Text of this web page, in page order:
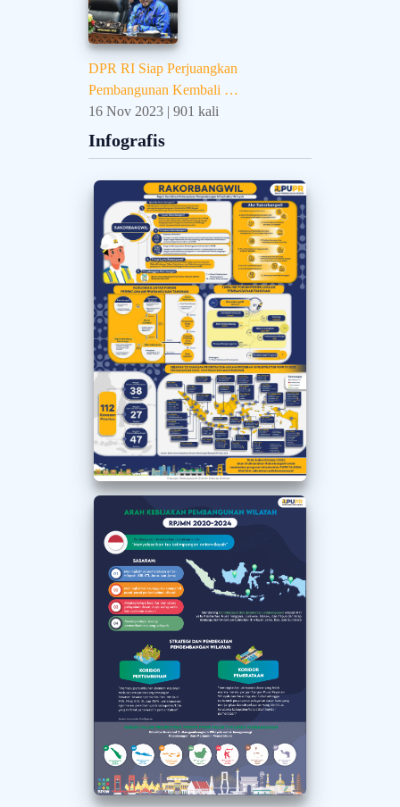
DPR RI Siap Perjuangkan
Pembangunan Kembali …
16 Nov 2023 | 901 kali
Infografis